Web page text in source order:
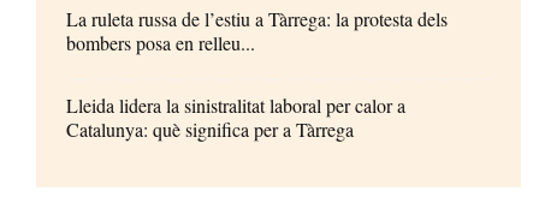
La ruleta russa de l’estiu a Tàrrega: la protesta dels
bombers posa en relleu...
Lleida lidera la sinistralitat laboral per calor a
Catalunya: què significa per a Tàrrega